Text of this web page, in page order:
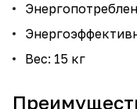
Вес: 15 кг